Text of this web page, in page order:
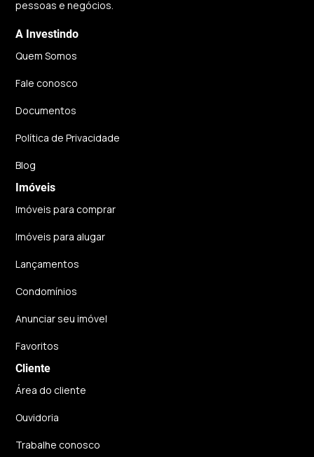
pessoas e negócios.
A Investindo
Quem Somos
Fale conosco
Documentos
Política de Privacidade
Blog
Imóveis
Imóveis para comprar
Imóveis para alugar
Lançamentos
Condomínios
Anunciar seu imóvel
Favoritos
Cliente
Área do cliente
Ouvidoria
Trabalhe conosco